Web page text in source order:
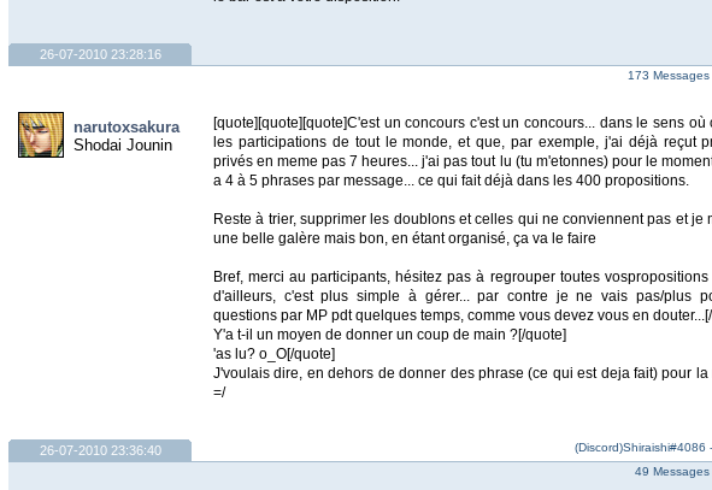
26-07-2010 23:28:16
narutoxsakura
Shodai Jounin
173 Messages
[quote][quote][quote]C'est un concours c'est un concours... dans le sens
les participations de tout le monde, et que, par exemple, j'ai déjà reçut
privés en meme pas 7 heures... j'ai pas tout lu (tu m'etonnes) pour le
a 4 à 5 phrases par message... ce qui fait déjà dans les 400 propositions.
Reste à trier, supprimer les doublons et celles qui ne conviennent pas et je
une belle galère mais bon, en étant organisé, ça va le faire
Bref, merci au participants, hésitez pas à regrouper toutes
d'ailleurs, c'est plus simple à gérer... par contre je ne vais pas/plus
questions par MP pdt quelques temps, comme vous devez vous en
Y'a t-il un moyen de donner un coup de main ?[/quote]
'as lu? o_O[/quote]
J'voulais dire, en dehors de donner des phrase (ce qui est deja fait) pour
=/
(Discord)Shiraishi#4086
26-07-2010 23:36:40
49 Messages